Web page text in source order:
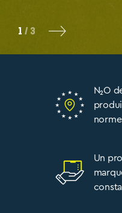
2 / 3
N₂O
Un